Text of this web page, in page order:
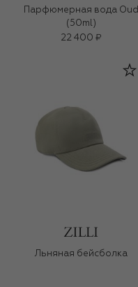
Парфюмерная вода Oud
(50ml)
22 400 ₽
Льняная бейсболка